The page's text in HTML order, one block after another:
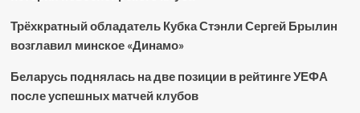
Трёхкратный обладатель Кубка Стэнли Сергей Брылин
возглавил минское «Динамо»
Беларусь поднялась на две позиции в рейтинге УЕФА
после успешных матчей клубов